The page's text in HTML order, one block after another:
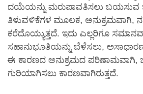
ದಯೆಯನ್ನು ಮರುಪಾವತಿಸಲು ಬಯಸುವ
ತಿಳುವಳಿಕೆಗಳ ಮೂಲಕ, ಅನುಕ್ರಮವಾಗಿ,
ಕರೆದೊಯ್ಯುತ್ತದೆ. ಇದು ಎಲ್ಲರಿಗೂ
ಸಹಾನುಭೂತಿಯನ್ನು ಬೆಳೆಸಲು, ಅಸಾಧಾರಣ
ಈ ಕಾರಣದ ಅನುಕ್ರಮದ ಪರಿಣಾಮವಾಗಿ,
ಗುರಿಯಾಗಿಸಲು ಕಾರಣವಾಗಿರುತ್ತದೆ.